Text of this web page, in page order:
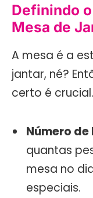
Definindo
Mesa de
A mesa é a
jantar, né?
certo é crucial.
Número de
quantas
mesa no
especiais.